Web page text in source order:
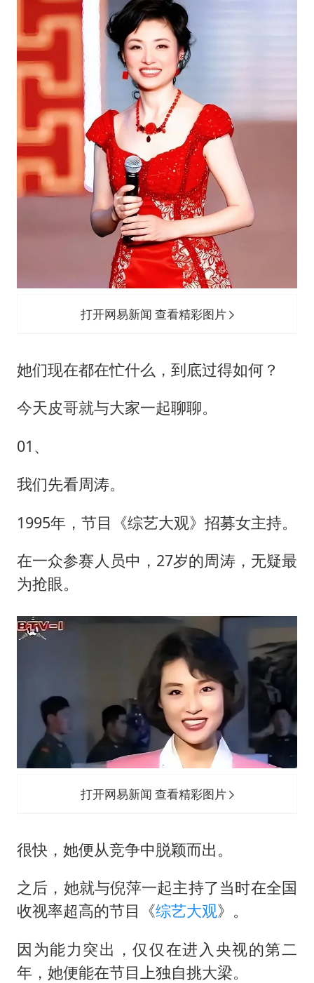
打开网易新闻 查看精彩图片
她们现在都在忙什么，到底过得如何？
今天皮哥就与大家一起聊聊。
01、
我们先看周涛。
1995年，节目《综艺大观》招募女主持。
在一众参赛人员中，27岁的周涛，无疑最
为抢眼。
打开网易新闻 查看精彩图片
很快，她便从竞争中脱颖而出。
之后，她就与倪萍一起主持了当时在全国
收视率超高的节目《综艺大观》。
因为能力突出，仅仅在进入央视的第二
年，她便能在节目上独自挑大梁。